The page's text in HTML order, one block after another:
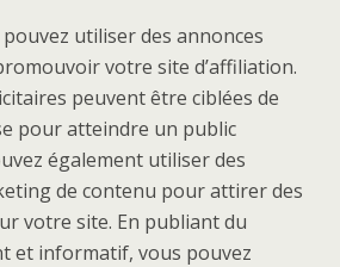
utiliser des annonces
votre site d’affiliation.
peuvent être ciblées de
pour atteindre un public
également utiliser des
de contenu pour attirer des
votre site. En publiant du
et informatif, vous pouvez